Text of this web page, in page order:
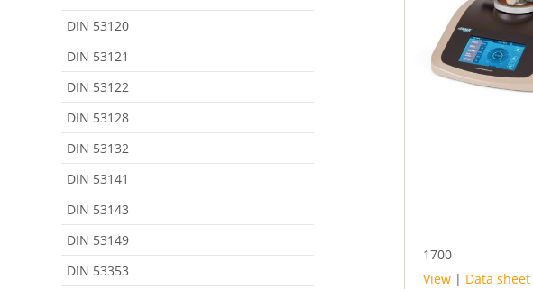
1700
View | Data sheet
DIN 53120
DIN 53121
DIN 53122
DIN 53128
DIN 53132
DIN 53141
DIN 53143
DIN 53149
DIN 53353